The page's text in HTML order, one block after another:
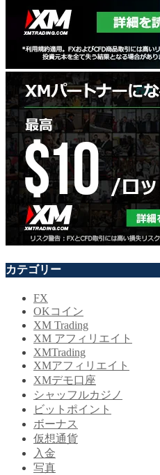
カテゴリー
FX
OKコイン
XM Trading
XM アフィリエイト
XMTrading
XMアフィリエイト
XMデモ口座
シャッフルカジノ
ビットポイント
ボーナス
仮想通貨
入金
写真